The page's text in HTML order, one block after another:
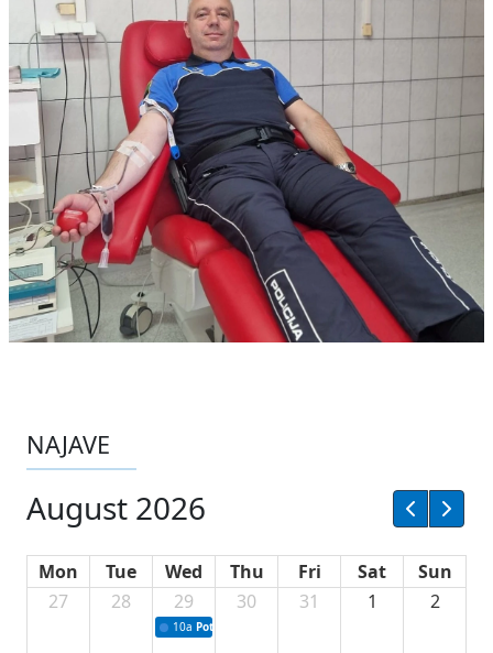
NAJAVE
August 2026
Mon Tue Wed Thu Fri Sat
Sun
27
28 29
10a Potpisivanje ugovora sa neprofitnim
30 31 1 2